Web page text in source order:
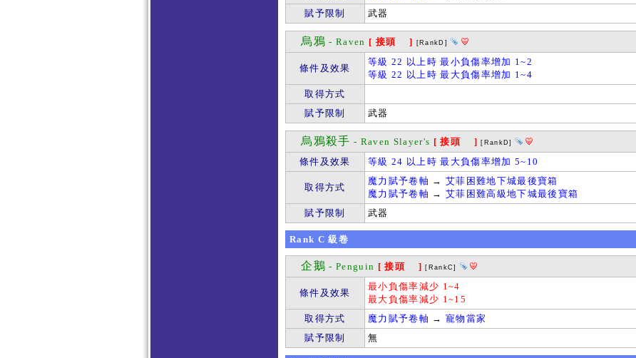
賦予限制
武器
烏鴉 - Raven [ 接頭 ] [RankD]
條件及效果
等級 22 以上時 最小負傷率增加 1~2
等級 22 以上時 最大負傷率增加 1~4
取得方式
賦予限制
武器
烏鴉殺手 - Raven Slayer's [ 接頭 ] [RankD]
條件及效果 等級 24 以上時 最大負傷率增加 5~10
取得方式
魔力賦予卷軸 → 艾菲困難地下城最後寶箱
魔力賦予卷軸 → 艾菲困難高級地下城最後寶箱
賦予限制
武器
Rank C 級卷
企鵝 - Penguin [ 接頭 ] [RankC]
條件及效果
最小負傷率減少 1~4
最大負傷率減少 1~15
取得方式
魔力賦予卷軸 → 寵物當家
賦予限制
無